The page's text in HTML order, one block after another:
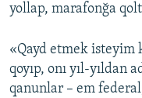
yollap, marafonğa
«Qayd etmek isteyim
qoyıp, onı yıl-yıldan
qanunlar – em